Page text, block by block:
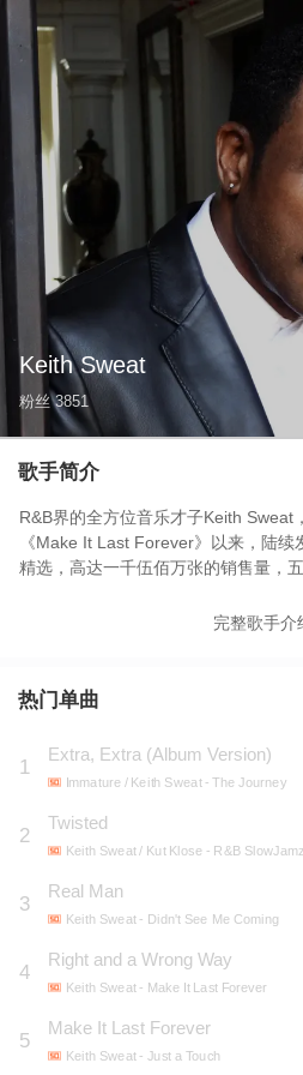
Keith Sweat
粉丝 3851
歌手简介
R&B界的全方位音乐才子Keith Sweat
《Make It Last Forever》以来，陆
精选，高达一千伍佰万张的销售量，
越的成绩让同时期R&B歌手无人能出
的排行畅销佳作！
完整歌手介
热门单曲
1
Extra, Extra (Album Version)
Immature / Keith Sweat- The Journey
2
Twisted
Keith Sweat / Kut Klose - R&B SlowJamz
3
Real Man
Keith Sweat- Didn't See Me Coming
4
Right and a Wrong Way
Keith Sweat- Make It Last Forever
5
Make It Last Forever
Keith Sweat- Just a Touch